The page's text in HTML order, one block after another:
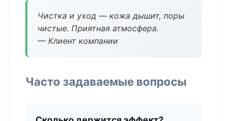
Чистка и уход — кожа дышит, поры
чистые. Приятная атмосфера.
— Клиент компании
Часто задаваемые вопросы